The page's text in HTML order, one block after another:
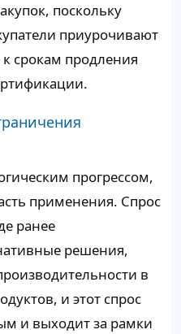
поскольку
приурочивают
срокам продления
прогрессом,
применения. Спрос
ранее
решения,
в
и этот спрос
и выходит за рамки